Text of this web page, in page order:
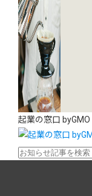
起業の窓口 byGMO